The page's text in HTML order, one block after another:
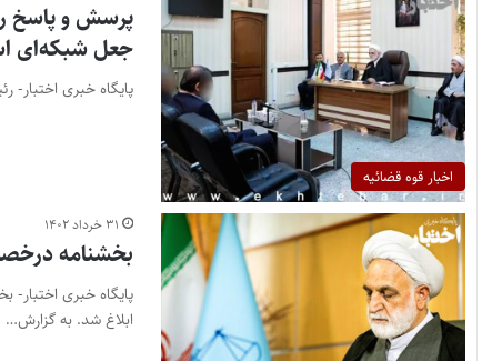
اخبار قوه قضائیه
پرسش و پاسخ
جعل شبکه‌ای
پایگاه خبری
۳۱ خرداد ۱۴۰۲
بخشنامه
پایگاه خبری
ابلاغ شد. به گزارش…